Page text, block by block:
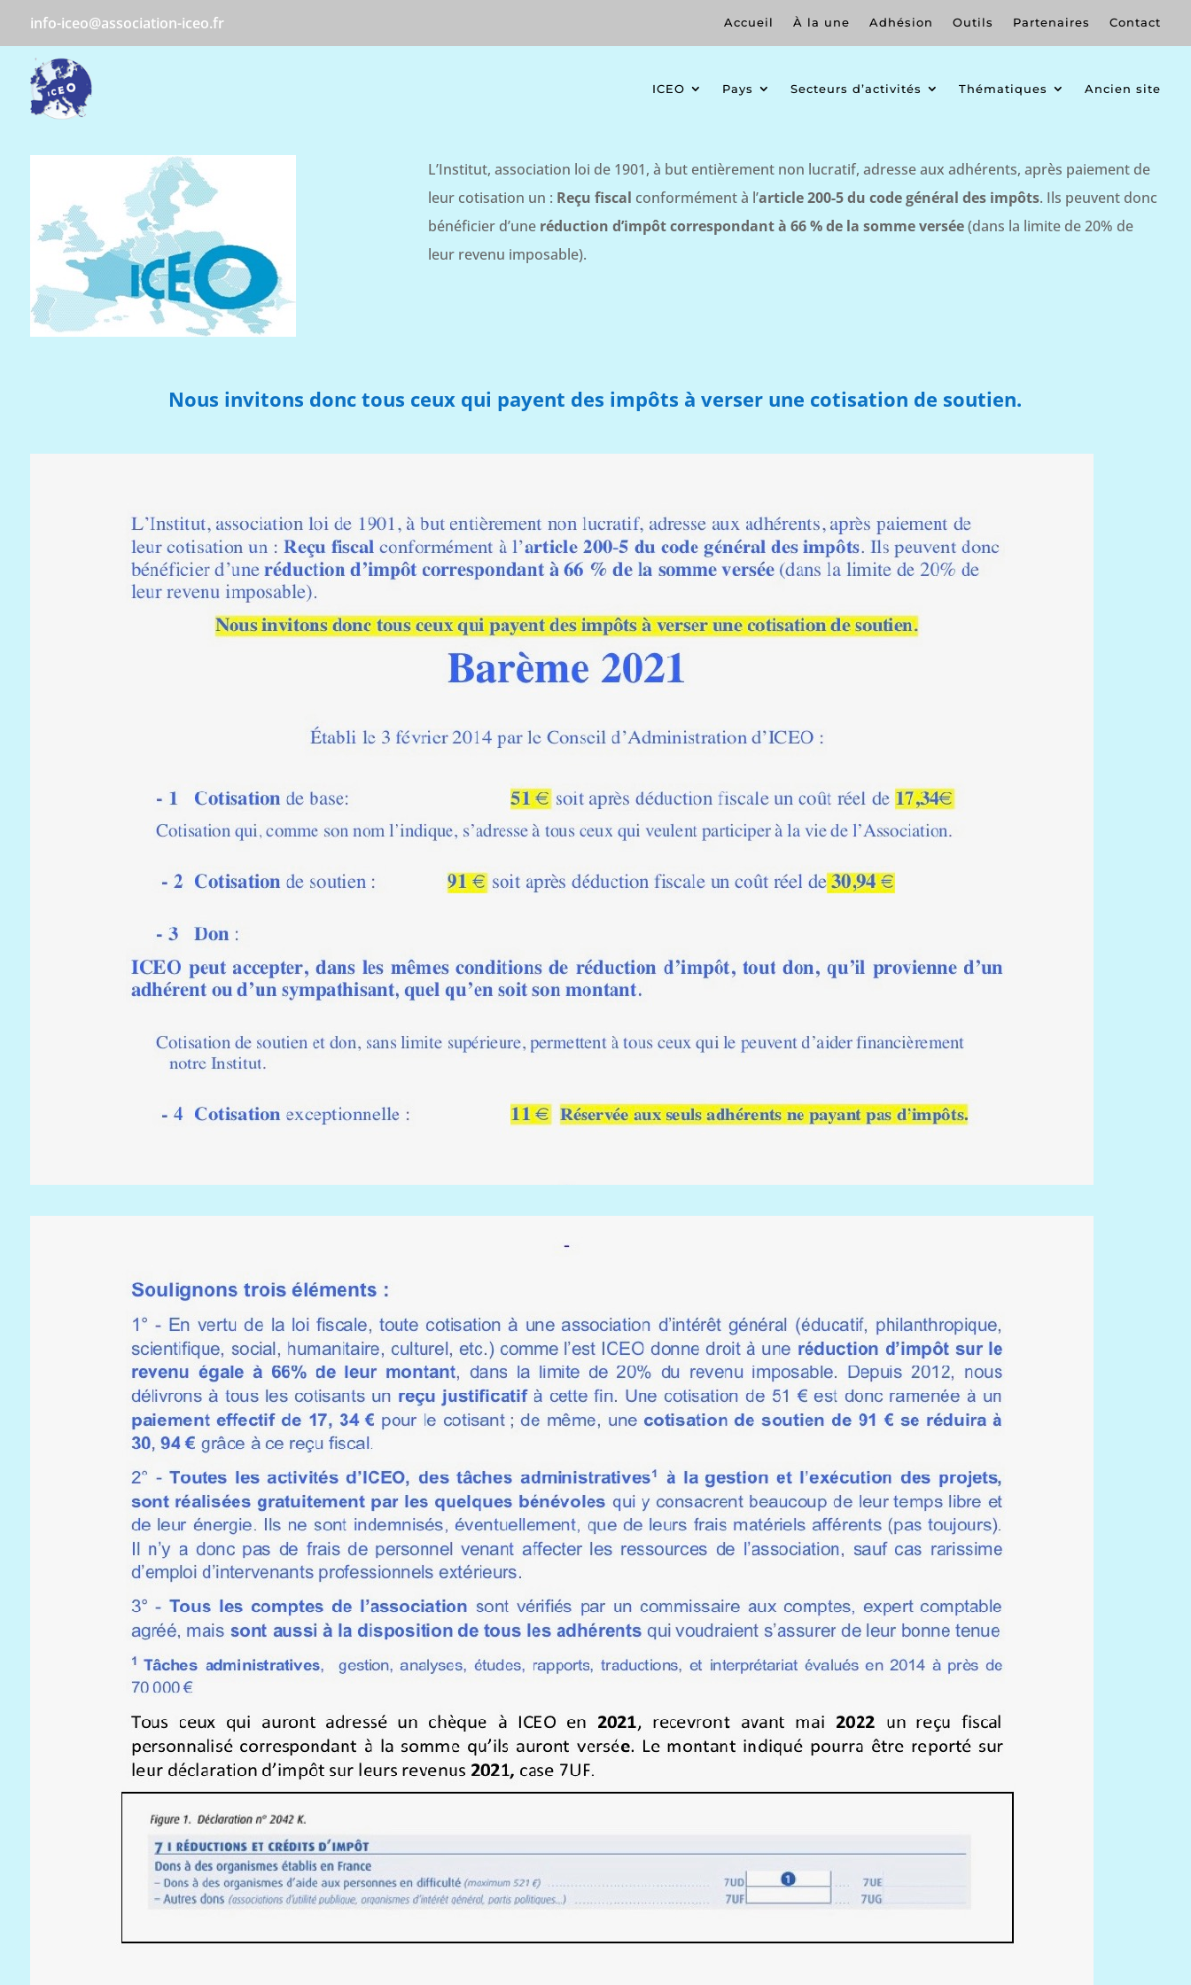
info-iceo@association-iceo.fr Accueil À la une Adhésion Outils Partenaires Contact
ICEO Pays Secteurs d’activités Thématiques Ancien site
L’Institut, association loi de 1901, à but entièrement non lucratif, adresse aux adhérents, après paiement de
leur cotisation un : Reçu fiscal conformément à l’article 200-5 du code général des impôts. Ils peuvent donc
bénéficier d’une réduction d’impôt correspondant à 66 % de la somme versée(dans la limite de 20% de
leur revenu imposable).
Nous invitons donc tous ceux qui payent des impôts à verser une cotisation de soutien.